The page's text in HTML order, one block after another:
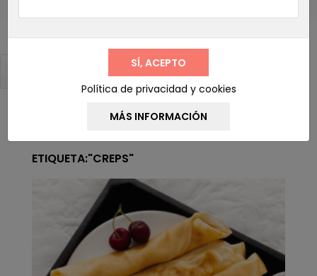
BLOG NAVEGACIÓN
ETIQUETA:"CREPS"
Política de privacidad y cookies